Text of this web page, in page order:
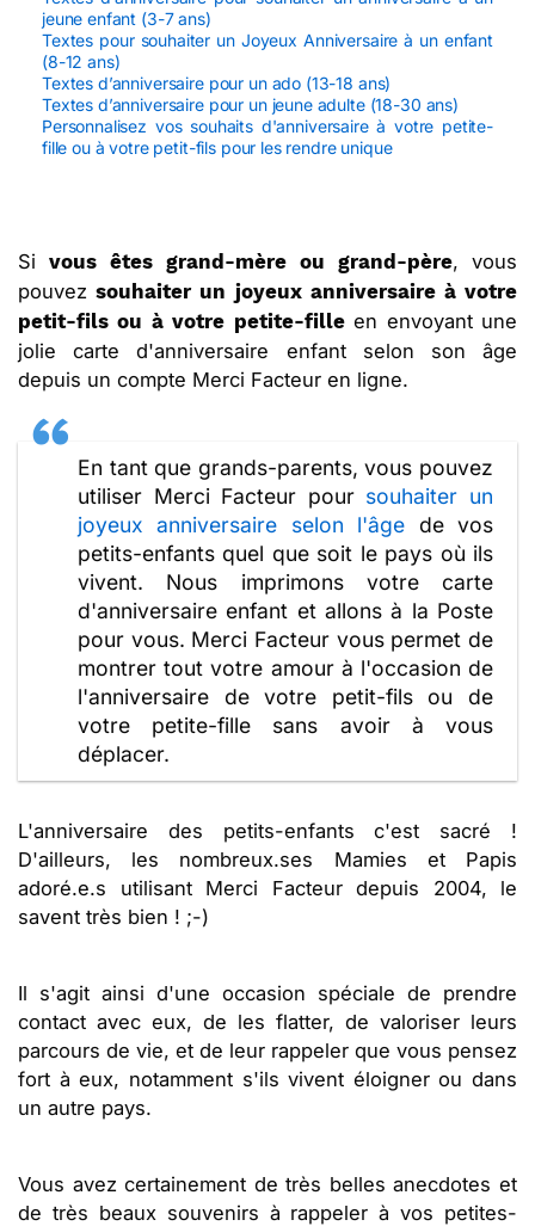
jeune enfant (3-7 ans)
Textes pour souhaiter un Joyeux Anniversaire à un enfant
(8-12 ans)
Textes d’anniversaire pour un ado (13-18 ans)
Textes d’anniversaire pour un jeune adulte (18-30 ans)
Personnalisez vos souhaits d'anniversaire à votre petite-
fille ou à votre petit-fils pour les rendre unique
Si vous êtes grand-mère ou grand-père, vous
pouvezsouhaiter un joyeux anniversaire à votre
petit-fils ou à votre petite-filleen envoyant une
jolie carte d'anniversaire enfant selon son âge
depuis un compte Merci Facteur en ligne.
En tant que grands-parents, vous pouvez
utiliser Merci Facteur pour souhaiter un
joyeux anniversaire selon l'âge de vos
petits-enfants quel que soit le pays où ils
vivent. Nous imprimons votre carte
d'anniversaire enfant et allons à la Poste
pour vous. Merci Facteur vous permet de
montrer tout votre amour à l'occasion de
l'anniversaire de votre petit-fils ou de
votre petite-fille sans avoir à vous
déplacer.
L'anniversaire des petits-enfants c'est sacré !
D'ailleurs, les nombreux.ses Mamies et Papis
adoré.e.s utilisant Merci Facteur depuis 2004, le
savent très bien ! ;-)
Il s'agit ainsi d'une occasion spéciale de prendre
contact avec eux, de les flatter, de valoriser leurs
parcours de vie, et de leur rappeler que vous pensez
fort à eux, notamment s'ils vivent éloigner ou dans
un autre pays.
Vous avez certainement de très belles anecdotes et
de très beaux souvenirs à rappeler à vos petites-